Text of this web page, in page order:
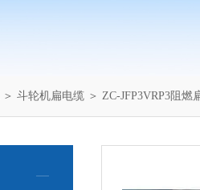
＞ 斗轮机扁电缆 ＞ ZC-JFP3VRP3阻